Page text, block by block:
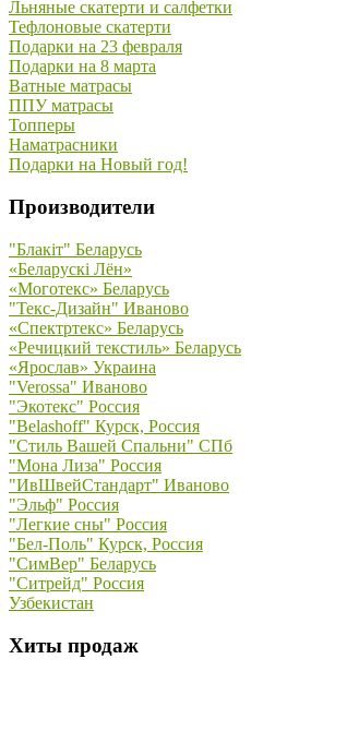
Льняные скатерти и салфетки
Тефлоновые скатерти
Подарки на 23 февраля
Подарки на 8 марта
Ватные матрасы
ППУ матрасы
Топперы
Наматрасники
Подарки на Новый год!
Производители
"Блакiт" Беларусь
«Беларускi Лён»
«Моготекс» Беларусь
"Текс-Дизайн" Иваново
«Спектртекс» Беларусь
«Речицкий текстиль» Беларусь
«Ярослав» Украина
"Verossa" Иваново
"Экотекс" Россия
"Belashoff" Курск, Россия
"Стиль Вашей Спальни" СПб
"Мона Лиза" Россия
"ИвШвейСтандарт" Иваново
"Эльф" Россия
"Легкие сны" Россия
"Бел-Поль" Курск, Россия
"СимВер" Беларусь
"Ситрейд" Россия
Узбекистан
Хиты продаж